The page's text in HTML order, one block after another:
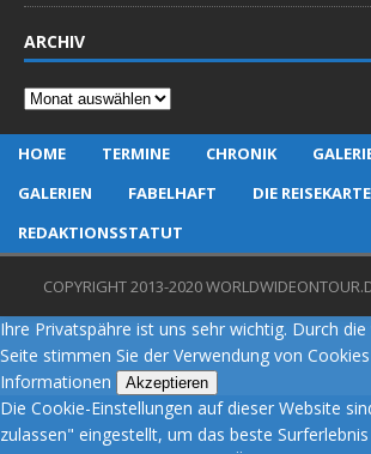
ARCHIV
Archiv
HOME TERMINE CHRONIK
GALERIEN
FABELHAFT
DIE REISEKARTE
REDAKTIONSSTATUT
COPYRIGHT 2013-2020
Ihre Privatspähre ist uns sehr wichtig. Durch
Seite stimmen Sie der Verwendung von
Informationen
Akzeptieren
Die Cookie-Einstellungen auf dieser Website
zulassen" eingestellt, um das beste